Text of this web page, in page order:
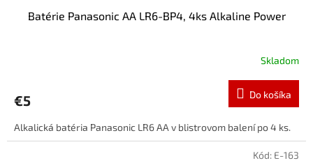
Batérie Panasonic AA LR6-BP4, 4ks Alkaline Power
Skladom
€5 Do košíka
Alkalická batéria Panasonic LR6 AA v blistrovom balení po 4 ks.
Kód: E-163